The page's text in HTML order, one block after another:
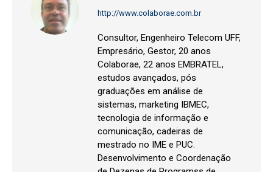
http://www.colaborae.com.br
Consultor, Engenheiro Telecom UFF,
Empresário, Gestor, 20 anos
Colaborae, 22 anos EMBRATEL,
estudos avançados, pós
graduações em análise de
sistemas, marketing IBMEC,
tecnologia de informação e
comunicação, cadeiras de
mestrado no IME e PUC.
Desenvolvimento e Coordenação